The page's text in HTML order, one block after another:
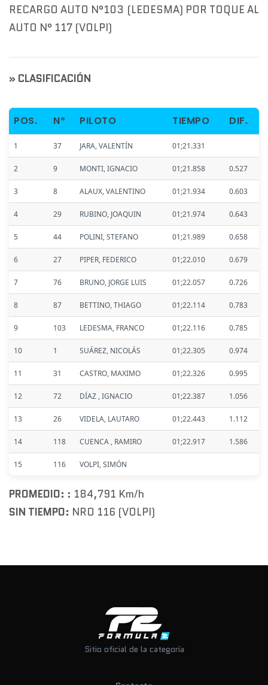
RECARGO AUTO N°103 (LEDESMA) POR TOQUE AL
AUTO N° 117 (VOLPI)
» CLASIFICACIÓN
POS. Nº PILOTO TIEMPO DIF.
1 37 JARA, VALENTÍN 01;21.331
2 9 MONTI, IGNACIO 01;21.858 0.527
3 8 ALAUX, VALENTINO 01;21.934 0.603
4 29 RUBINO, JOAQUIN 01;21.974 0.643
5 44 POLINI, STEFANO 01;21.989 0.658
6 27 PIPER, FEDERICO 01;22.010 0.679
7 76 BRUNO, JORGE LUIS 01;22.057 0.726
8 87 BETTINO, THIAGO 01;22.114 0.783
9 103 LEDESMA, FRANCO 01;22.116 0.785
10 1 SUÁREZ, NICOLÁS 01;22.305 0.974
11 31 CASTRO, MAXIMO 01;22.326 0.995
12 72 DÍAZ , IGNACIO 01;22.387 1.056
13 26 VIDELA, LAUTARO 01;22.443 1.112
14 118 CUENCA , RAMIRO 01;22.917 1.586
15 116 VOLPI, SIMÓN
PROMEDIO: : 184,791 Km/h
SIN TIEMPO: NRO 116 (VOLPI)
Sitio oficial de la categoría